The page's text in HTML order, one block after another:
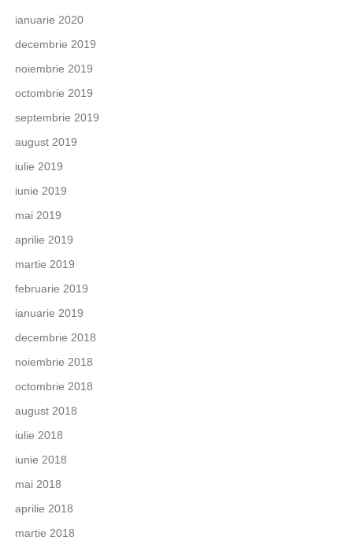
ianuarie 2020
decembrie 2019
noiembrie 2019
octombrie 2019
septembrie 2019
august 2019
iulie 2019
iunie 2019
mai 2019
aprilie 2019
martie 2019
februarie 2019
ianuarie 2019
decembrie 2018
noiembrie 2018
octombrie 2018
august 2018
iulie 2018
iunie 2018
mai 2018
aprilie 2018
martie 2018